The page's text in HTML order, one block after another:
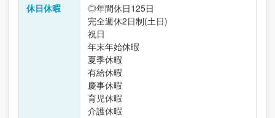
休日休暇
◎年間休日125日
完全週休2日制(土日)
祝日
年末年始休暇
夏季休暇
有給休暇
慶事休暇
育児休暇
介護休暇